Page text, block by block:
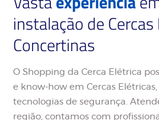
Vastaexperiência
instalação de
Concertinas
O Shopping da Cerca Elétrica
e know-how em Cercas
tecnologias de segurança.